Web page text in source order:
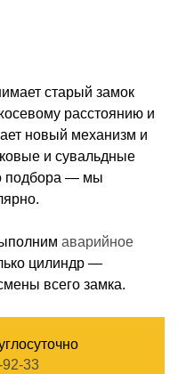
старый замок
расстоянию и
новый механизм и
и сувальдные
подбора — мы
аварийное
цилиндр —
всего замка.
92-33